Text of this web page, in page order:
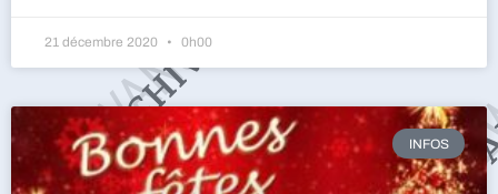
21 décembre 2020 0h00
INFOS